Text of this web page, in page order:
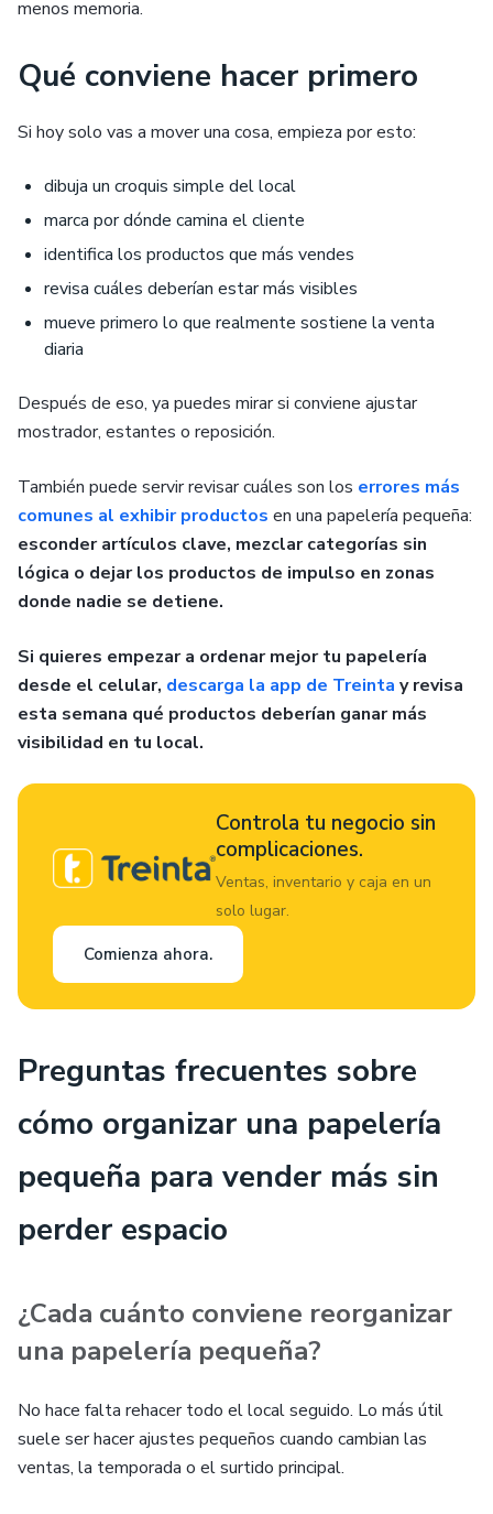
menos memoria.
Qué conviene hacer primero
Si hoy solo vas a mover una cosa, empieza por esto:
dibuja un croquis simple del local
marca por dónde camina el cliente
identifica los productos que más vendes
revisa cuáles deberían estar más visibles
mueve primero lo que realmente sostiene la venta
diaria
Después de eso, ya puedes mirar si conviene ajustar
mostrador, estantes o reposición.
También puede servir revisar cuáles son los errores más
comunes al exhibir productos en una papelería pequeña:
esconder artículos clave, mezclar categorías sin
lógica o dejar los productos de impulso en zonas
donde nadie se detiene.
Si quieres empezar a ordenar mejor tu papelería
desde el celular, descarga la app de Treinta y revisa
esta semana qué productos deberían ganar más
visibilidad en tu local.
Controla tu negocio sin
complicaciones.
Ventas, inventario y caja en un
solo lugar.
Comienza ahora.
Preguntas frecuentes sobre
cómo organizar una papelería
pequeña para vender más sin
perder espacio
¿Cada cuánto conviene reorganizar
una papelería pequeña?
No hace falta rehacer todo el local seguido. Lo más útil
suele ser hacer ajustes pequeños cuando cambian las
ventas, la temporada o el surtido principal.